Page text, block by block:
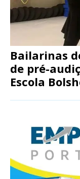
Bailarinas
de pré-
Escola